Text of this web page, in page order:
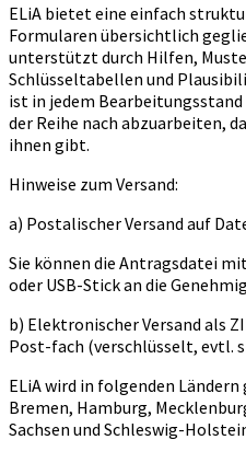
ELiA bietet eine einfach
Formularen übersichtlich
unterstützt durch Hilfen,
Schlüsseltabellen und
ist in jedem
der Reihe nach abzuarbeiten,
ihnen gibt.
Hinweise zum Versand:
a) Postalischer Versand auf
Sie können die Antragsdatei
oder USB-Stick an die
b) Elektronischer Versand als
Post-fach (verschlüsselt, evtl.
ELiA wird in folgenden
Bremen, Hamburg,
Sachsen und Schleswig-